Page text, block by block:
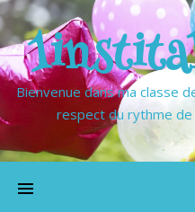
Bienvenue dans ma classe
respect du rythme